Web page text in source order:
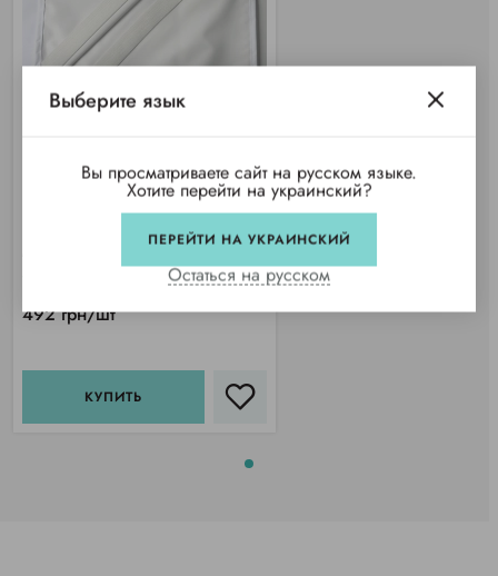
Наматрасник 200х200см
водоотталкивающий,
492 грн/шт
КУПИТЬ
Выберите язык
Вы просматриваете сайт на русском языке.
Хотите перейти на украинский?
ПЕРЕЙТИ НА УКРАИНСКИЙ
Остаться на русском